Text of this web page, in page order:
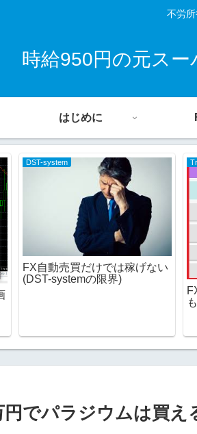
不労
時給950円の元スー
はじめに
DST-system
FX自動売買だけでは稼げない
(DST-systemの限界)
円でパラジウムは買え